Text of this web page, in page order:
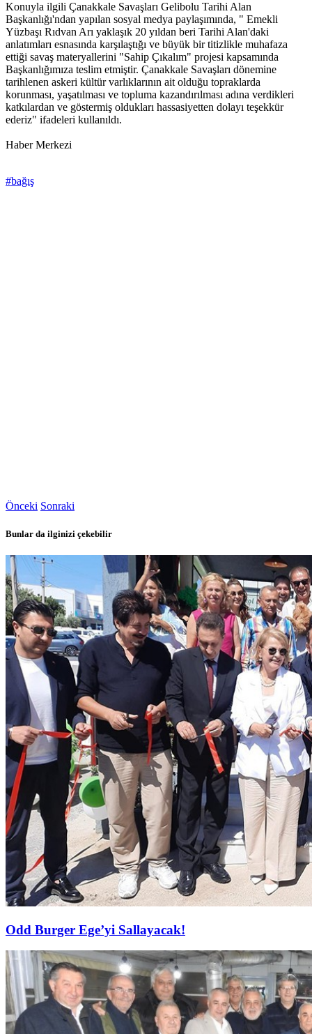
Konuyla ilgili Çanakkale Savaşları Gelibolu Tarihi Alan
Başkanlığı'ndan yapılan sosyal medya paylaşımında, " Emekli
Yüzbaşı Rıdvan Arı yaklaşık 20 yıldan beri Tarihi Alan'daki
anlatımları esnasında karşılaştığı ve büyük bir titizlikle muhafaza
ettiği savaş materyallerini "Sahip Çıkalım" projesi kapsamında
Başkanlığımıza teslim etmiştir. Çanakkale Savaşları dönemine
tarihlenen askeri kültür varlıklarının ait olduğu topraklarda
korunması, yaşatılması ve topluma kazandırılması adına verdikleri
katkılardan ve göstermiş oldukları hassasiyetten dolayı teşekkür
ederiz" ifadeleri kullanıldı.
Haber Merkezi
#bağış
Önceki Sonraki
Bunlar da ilginizi çekebilir
Odd Burger Ege’yi Sallayacak!